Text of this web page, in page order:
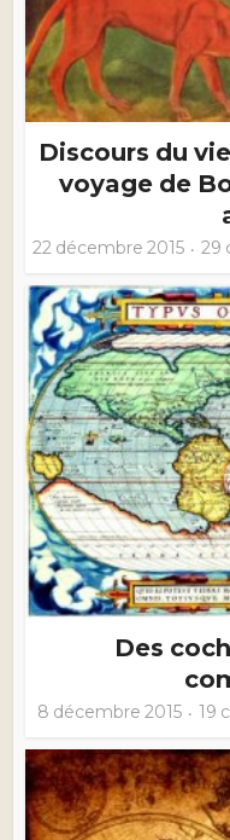
Discours du
voyage de
22 décembre 2015 29
Des
8 décembre 2015 19